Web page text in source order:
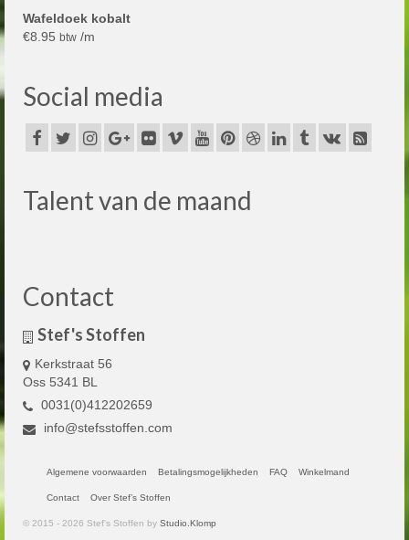
Wafeldoek kobalt
€8.95 btw /m
Social media
Talent van de maand
Contact
Stef's Stoffen
Kerkstraat 56
Oss 5341 BL
0031(0)412202659
info@stefsstoffen.com
Algemene voorwaarden Betalingsmogelijkheden FAQ Winkelmand
Contact Over Stef’s Stoffen
© 2015 - 2026 Stef's Stoffen by Studio.Klomp